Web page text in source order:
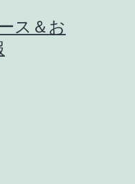
ス＆お